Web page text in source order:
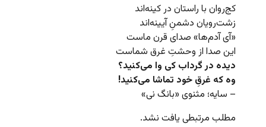
کج‌روان با راستان در کینه‌اند
زشت‌رویان دشمنِ آیینه‌اند
«آی آدم‌ها» صدای قرن ماست
این صدا از وحشتِ غرق شماست
دیده در گرداب کی وا می‌کنید؟
وه که غرقِ خود تماشا می‌کنید!
– سایه؛ مثنوی «بانگ نی»
مطلب مرتبطی یافت نشد.